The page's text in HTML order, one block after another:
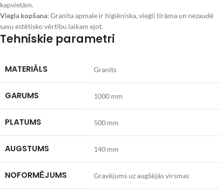
kapvietām.
Viegla kopšana: Granīta apmale ir higiēniska, viegli tīrāma un nezaudē
savu estētisko vērtību laikam ejot.
Tehniskie parametri
MATERIĀLS Granīts
GARUMS 1000 mm
PLATUMS 500 mm
AUGSTUMS 140 mm
NOFORMĒJUMS Gravējums uz augšējās virsmas